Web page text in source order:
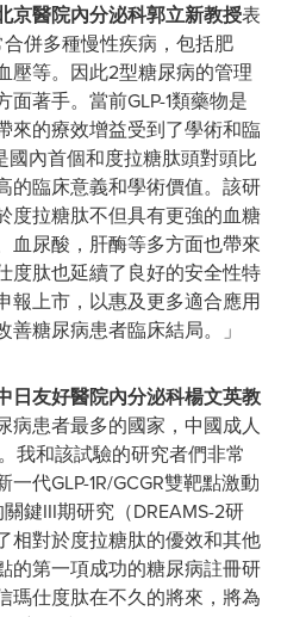
京醫院內分泌科郭立新教授表
併多種慢性疾病，包括肥
壓等。因此2型糖尿病的管理
著手。當前GLP-1類藥物是
來的療效增益受到了學術和臨
國內首個和度拉糖肽頭對頭比
的臨床意義和學術價值。該研
度拉糖肽不但具有更強的血糖
血尿酸，肝酶等多方面也帶來
度肽也延續了良好的安全性特
報上市，以惠及更多適合應用
糖尿病患者臨床結局。」
日友好醫院內分泌科楊文英教
病患者最多的國家，中國成人
我和該試驗的研究者們非常
代GLP-1R/GCGR雙靶點激動
鍵III期研究（DREAMS-2研
相對於度拉糖肽的優效和其他
的第一項成功的糖尿病註冊研
瑪仕度肽在不久的將來，將為